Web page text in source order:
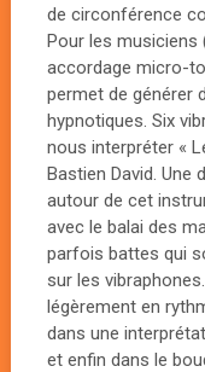
de circonférence
Pour les
accordage micro-
permet de générer
hypnotiques. Six
nous interpréter «
Bastien David. Une
autour de cet
avec le balai des
parfois battes qui
sur les
légèrement en
dans une
et enfin dans le